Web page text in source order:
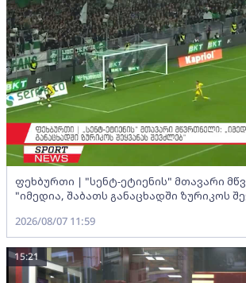
ფეხბურთი | "სენტ-ეტიენის" მთავარი
"იმედია, შაბათს განაცხადში ზურიკოს
2026/08/07 11:59
15:21